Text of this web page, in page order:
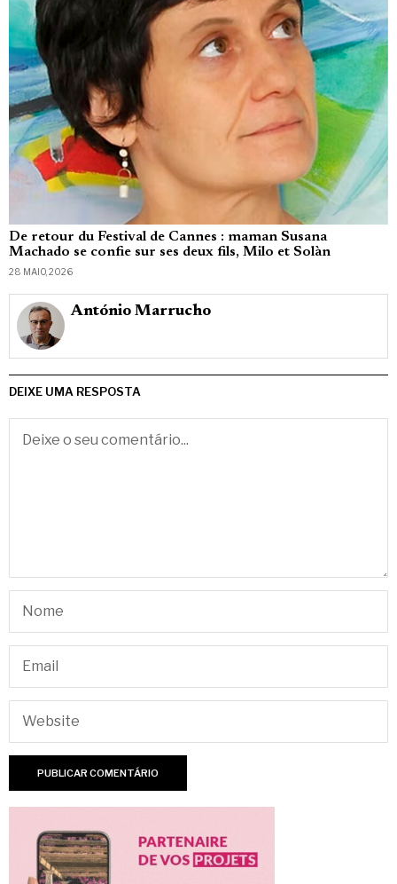
De retour du Festival de Cannes : maman Susana
Machado se confie sur ses deux fils, Milo et Solàn
28 MAIO, 2026
António Marrucho
DEIXE UMA RESPOSTA